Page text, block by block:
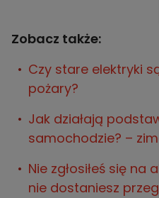
Zobacz także:
Czy stare elektryki
pożary?
Jak działają
samochodzie? –
Nie zgłosiłeś się na
nie dostaniesz